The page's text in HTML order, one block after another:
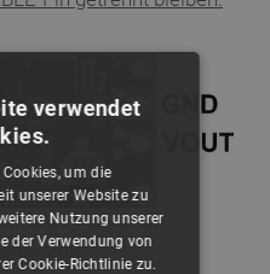
verwendet
um die
unserer Website zu
Nutzung unserer
der Verwendung von
Cookie-Richtlinie zu.